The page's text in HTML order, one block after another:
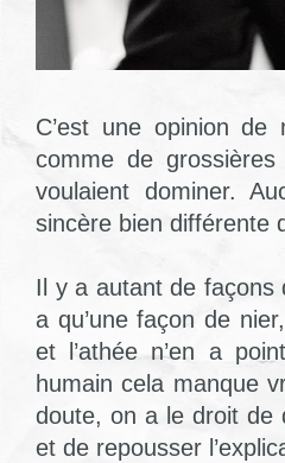
C’est une opinion
comme de
voulaient dominer.
sincère bien différente
Il y a autant de façons
a qu’une façon de
et l’athée n’en a
humain cela manque
doute, on a le droit de
et de repousser